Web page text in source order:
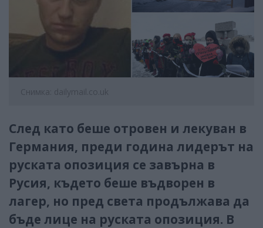
Снимка: dailymail.co.uk
След като беше отровен и лекуван в
Германия, преди година лидерът на
руската опозиция се завърна в
Русия, където беше въдворен в
лагер, но пред света продължава да
бъде лице на руската опозиция. В